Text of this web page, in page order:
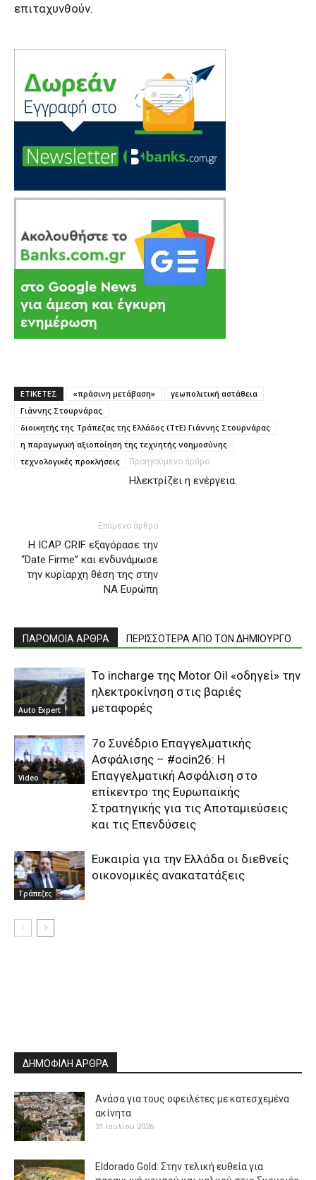
επιταχυνθούν.
ΕΤΙΚΕΤΕΣ «πράσινη μετάβαση»
γεωπολιτική αστάθεια
Γιάννης Στουρνάρας
διοικητής της Τράπεζας της Ελλάδος (ΤτΕ) Γιάννης Στουρνάρας
η παραγωγική αξιοποίηση της τεχνητής νοημοσύνης
τεχνολογικές προκλήσεις
Προηγούμενο άρθρο
Ηλεκτρίζει η ενέργεια.
Επόμενο άρθρο
Η ICAP CRIF εξαγόρασε την
“Date Firme” και ενδυνάμωσε
την κυρίαρχη θέση της στην
ΝΑ Ευρώπη
ΠΑΡΟΜΟΙΑ ΑΡΘΡΑ ΠΕΡΙΣΣΟΤΕΡΑ ΑΠΟ ΤΟΝ ΔΗΜΙΟΥΡΓΟ
Auto Expert
Το incharge της Motor Oil «οδηγεί» την
ηλεκτροκίνηση στις βαριές
μεταφορές
Video
7o Συνέδριο Επαγγελματικής
Ασφάλισης – #ocin26: Η
Επαγγελματική Ασφάλιση στο
επίκεντρο της Ευρωπαϊκής
Στρατηγικής για τις Αποταμιεύσεις
και τις Επενδύσεις
Τράπεζες
Ευκαιρία για την Ελλάδα οι διεθνείς
οικονομικές ανακατατάξεις
ΔΗΜΟΦΙΛΗ ΑΡΘΡΑ
Ανάσα για τους οφειλέτες με κατεσχεμένα
ακίνητα
31 Ιουλίου 2026
Eldorado Gold: Στην τελική ευθεία για